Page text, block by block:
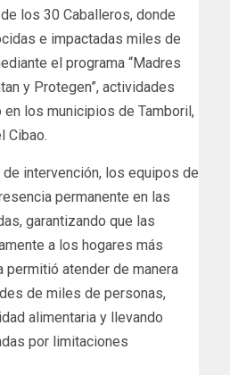
los 30 Caballeros, donde
e impactadas miles de
el programa “Madres
y Protegen”, actividades
los municipios de Tamboril,
Cibao.
intervención, los equipos de
permanente en las
garantizando que las
a los hogares más
permitió atender de manera
de miles de personas,
alimentaria y llevando
por limitaciones